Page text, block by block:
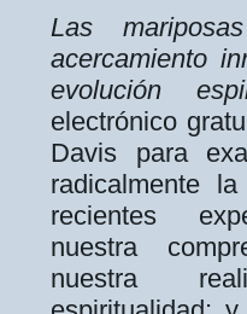
Las
acercamiento
evolución
electrónico
Davis para
radicalmente
recientes
nuestra
nuestra